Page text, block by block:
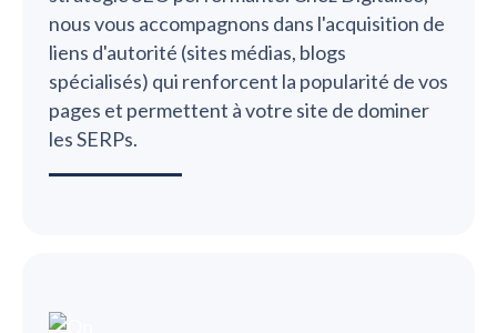
nous vous accompagnons dans l'acquisition de
liens d'autorité (sites médias, blogs
spécialisés) qui renforcent la popularité de vos
pages et permettent à votre site de dominer
les SERPs.